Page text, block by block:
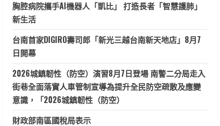
胸腔病院攜手AI機器人「凱比」 打造長者「智慧護肺」
新生活
台南首家DIGIRO壽司郎「新光三越台南新天地店」8月7
日開幕
2026城鎮韌性（防空）演習8月7日登場 南警二分局走入
街巷全面落實人車管制宣導為提升全民防空疏散及應變
意識，「2026城鎮韌性（防空）
財政部南區國稅局表示